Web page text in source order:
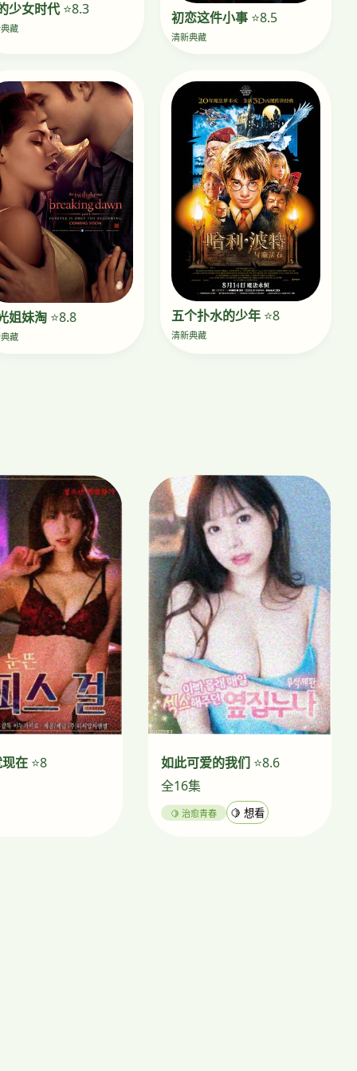
少女时代⭐8.3
藏
初恋这件小事⭐8.5
清新典藏
姐妹淘 ⭐8.8
藏
五个扑水的少年⭐8
清新典藏
在 ⭐8 如此可爱的我们 ⭐8.6
全16集
🍋 治愈青春 🍋 想看